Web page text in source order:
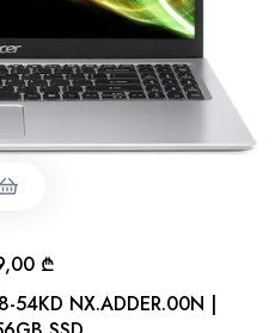
54KD NX.ADDER.00N |
₾